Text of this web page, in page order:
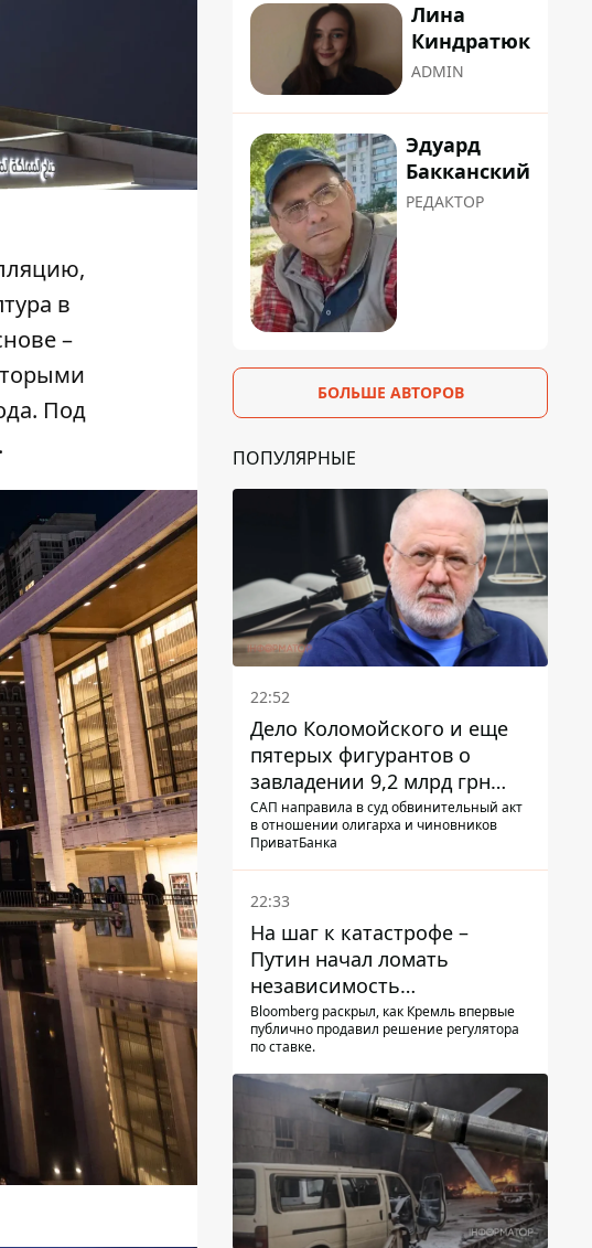
в
–
Под
Лина
Киндратюк
ADMIN
Эдуард
Бакканский
РЕДАКТОР
БОЛЬШЕ АВТОРОВ
ПОПУЛЯРНЫЕ
22:52
Дело Коломойского и еще
пятерых фигурантов о
завладении 9,2 млрд грн
ПриватБанка направили в
суд
САП направила в суд обвинительный акт
в отношении олигарха и чиновников
ПриватБанка
22:33
На шаг к катастрофе –
Путин начал ломать
независимость
собственного Центробанка,
заставив снизить базовую
Bloomberg раскрыл, как Кремль впервые
публично продавил решение регулятора
по ставке.